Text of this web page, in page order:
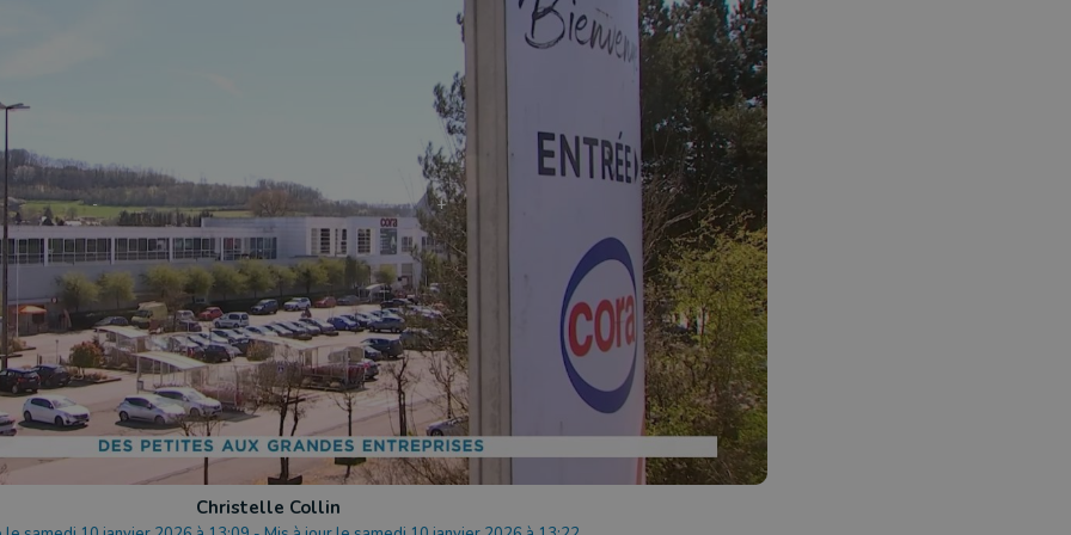
Christelle Collin